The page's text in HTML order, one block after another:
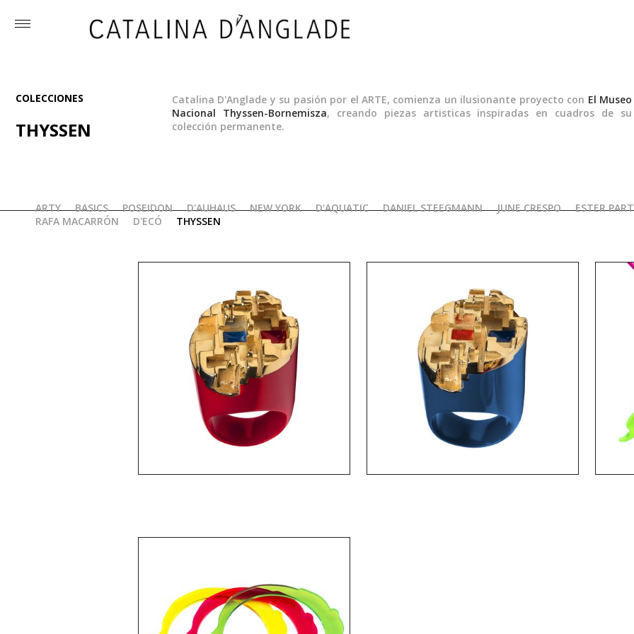
Toggle
COLECCIONES
THYSSEN
Catalina D'Anglade y su pasión por el ARTE, comienza un ilusionante proyecto con El Museo
Nacional Thyssen-Bornemisza, creando piezas artisticas inspiradas en cuadros de su
colección permanente.​
ARTY BASICS POSEIDON D'AUHAUS NEW YORK D'AQUATIC DANIEL STEEGMANN JUNE CRESPO
ESTER
RAFA MACARRÓN
D'ECÓ THYSSEN
ANILLO "THEO RED"
430 $
ANILLO "THEO BLUE"